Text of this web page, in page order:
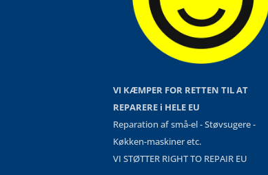
VI KÆMPER FOR RETTEN TIL AT
REPARERE i HELE EU
Reparation af små-el - Støvsugere -
Køkken-maskiner etc.
VI STØTTER RIGHT TO REPAIR EU